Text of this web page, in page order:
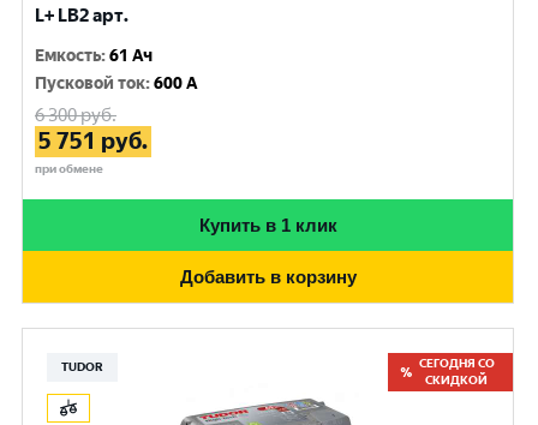
L+ LB2 арт.
Емкость:61 Ач
Пусковой ток:600 A
6 300руб.
5 751 руб.
при обмене
Купить в 1 клик
Добавить в корзину
TUDOR
СЕГОДНЯ СО
СКИДКОЙ